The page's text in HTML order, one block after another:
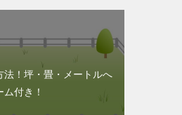
法！坪・畳・メートルへ
付き！